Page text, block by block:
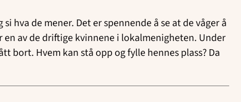
hva de mener. Det er spennende å se at de våger å
av de driftige kvinnene i lokalmenigheten. Under
bort. Hvem kan stå opp og fylle hennes plass? Da